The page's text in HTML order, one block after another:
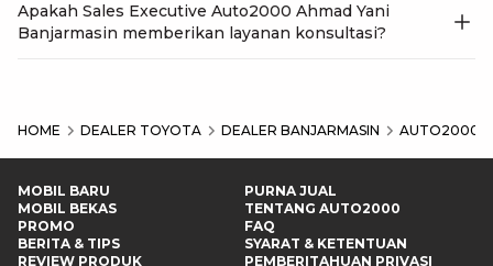
Apakah Sales Executive Auto2000 Ahmad Yani
Banjarmasin memberikan layanan konsultasi?
HOME DEALER TOYOTA DEALER BANJARMASIN AUTO2000
MOBIL BARU
MOBIL BEKAS
PROMO
BERITA & TIPS
REVIEW PRODUK
PURNA JUAL
TENTANG AUTO2000
FAQ
SYARAT & KETENTUAN
PEMBERITAHUAN PRIVASI